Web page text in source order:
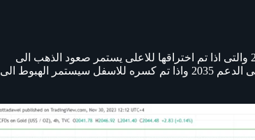
مازال الاتجاه الصاعد قائم ومازالت اسعار الذهب تختبر المقاومة 2050 والتى اذا تم اختراقها للاعلى يستمر صعود الذهب الى
2078 اما اذا انعكست منها الاسعار الى الاسفل ستهبط اسعار الذهب الى الدعم 2035 واذا تم كسره للاسفل سيستمر الهبوط الى